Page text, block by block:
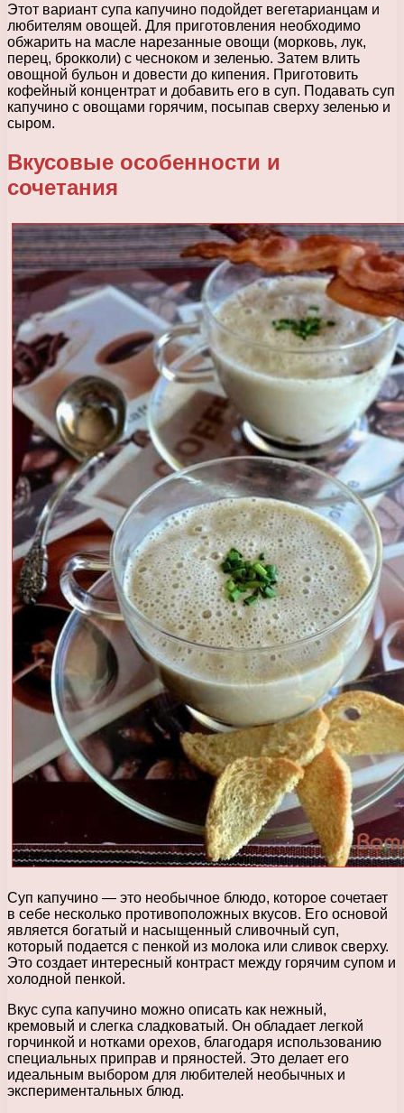
Этот вариант супа капучино подойдет вегетарианцам и
любителям овощей. Для приготовления необходимо
обжарить на масле нарезанные овощи (морковь, лук,
перец, брокколи) с чесноком и зеленью. Затем влить
овощной бульон и довести до кипения. Приготовить
кофейный концентрат и добавить его в суп. Подавать суп
капучино с овощами горячим, посыпав сверху зеленью и
сыром.
Вкусовые особенности и
сочетания
Суп капучино — это необычное блюдо, которое сочетает
в себе несколько противоположных вкусов. Его основой
является богатый и насыщенный сливочный суп,
который подается с пенкой из молока или сливок сверху.
Это создает интересный контраст между горячим супом и
холодной пенкой.
Вкус супа капучино можно описать как нежный,
кремовый и слегка сладковатый. Он обладает легкой
горчинкой и нотками орехов, благодаря использованию
специальных приправ и пряностей. Это делает его
идеальным выбором для любителей необычных и
экспериментальных блюд.